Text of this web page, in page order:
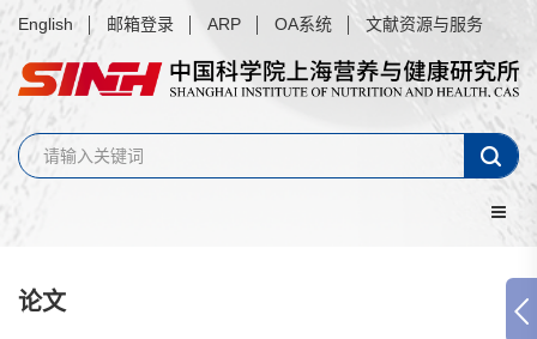
English 邮箱登录 ARP OA系统 文献资源与服务
论文